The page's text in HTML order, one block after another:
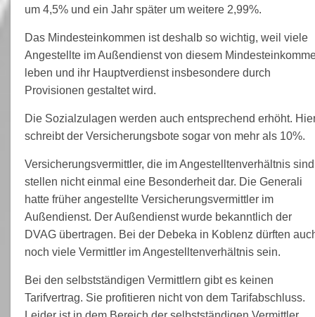
um 4,5% und ein Jahr später um weitere 2,99%.
Das Mindesteinkommen ist deshalb so wichtig, weil viele
Angestellte im Außendienst von diesem
leben und ihr Hauptverdienst insbesondere durch
Provisionen gestaltet wird.
Die Sozialzulagen werden auch entsprechend erhöht.
schreibt der Versicherungsbote sogar von mehr als 10%.
Versicherungsvermittler, die im Angestelltenverhältnis
stellen nicht einmal eine Besonderheit dar. Die Generali
hatte früher angestellte Versicherungsvermittler im
Außendienst. Der Außendienst wurde bekanntlich der
DVAG übertragen. Bei der Debeka in Koblenz dürften
noch viele Vermittler im Angestelltenverhältnis sein.
Bei den selbstständigen Vermittlern gibt es keinen
Tarifvertrag. Sie profitieren nicht von dem Tarifabschluss.